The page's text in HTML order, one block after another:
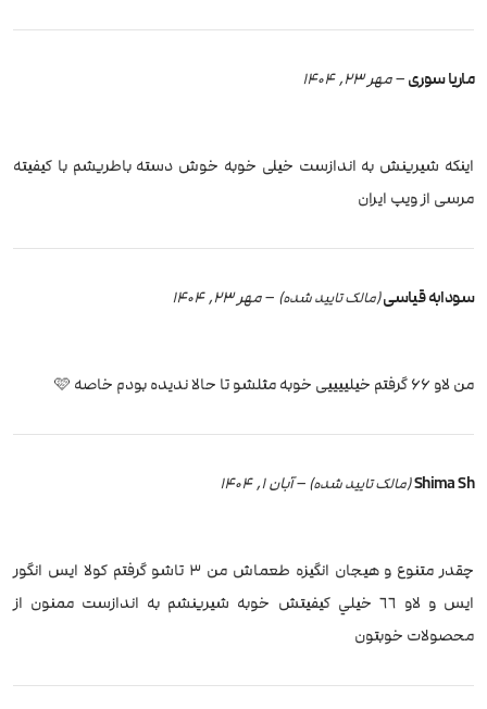
ماریا سوری–مهر 23, 1404
اینکه شیرینش به اندازست خیلی خوبه خوش دسته باطریشم با کیفیته
مرسی از ویپ ایران
سودابه قیاسی(مالک تایید شده) –مهر 23, 1404
من لاو ۶۶ گرفتم خیلییییی خوبه مثلشو تا حالا ندیده بودم خاصه 🩷
Shima Sh(مالک تایید شده) –آبان 1, 1404
چقدر متنوع و هيجان انگيزه طعماش من ٣ تاشو گرفتم كولا ايس انگور
ايس و لاو ٦٦ خيلي كيفيتش خوبه شيرينشم به اندازست ممنون از
محصولات خوبتون